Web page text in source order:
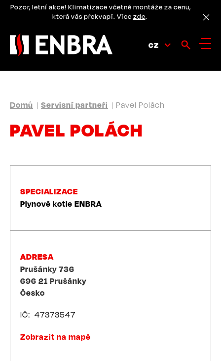
PřejítPozor, letní akce! Klimatizace včetně montáže za cenu,
která vás překvapí. Více zde.
CZ
DROBEČKOVÁ
NAVIGACE
Domů Servisní partneři Pavel Polách
PAVEL POLÁCH
SPECIALIZACE
Plynové kotle ENBRA
ADRESA
Prušánky 736
696 21 Prušánky
Česko
IČ 47373547
Zobrazit na mapě